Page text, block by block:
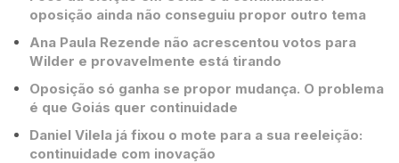
oposição ainda não conseguiu propor outro tema
Ana Paula Rezende não acrescentou votos para
Wilder e provavelmente está tirando
Oposição só ganha se propor mudança. O problema
é que Goiás quer continuidade
Daniel Vilela já fixou o mote para a sua reeleição:
continuidade com inovação